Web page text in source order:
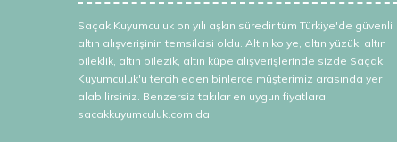
Saçak Kuyumculuk on yılı aşkın süredir tüm Türkiye'de güvenli
altın alışverişinin temsilcisi oldu. Altın kolye, altın yüzük, altın
bileklik, altın bilezik, altın küpe alışverişlerinde sizde Saçak
Kuyumculuk'u tercih eden binlerce müşterimiz arasında yer
alabilirsiniz. Benzersiz takılar en uygun fiyatlara
sacakkuyumculuk.com'da.